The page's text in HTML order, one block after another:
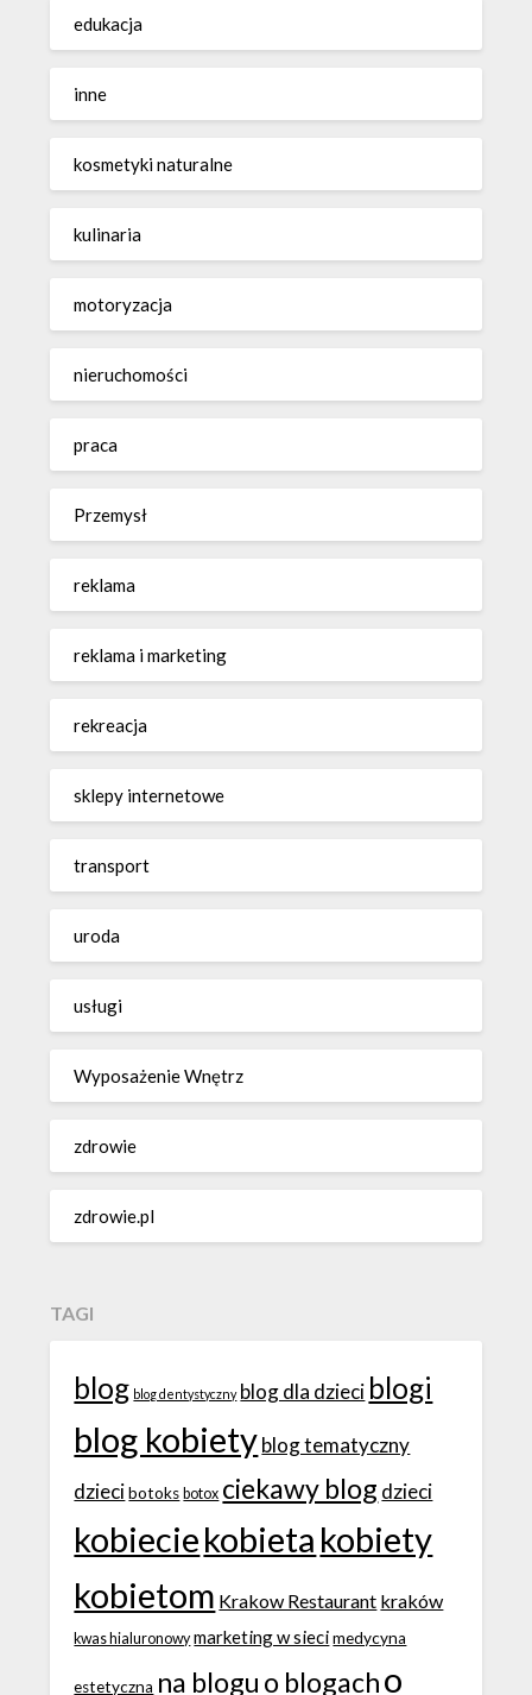
edukacja
inne
kosmetyki naturalne
kulinaria
motoryzacja
nieruchomości
praca
Przemysł
reklama
reklama i marketing
rekreacja
sklepy internetowe
transport
uroda
usługi
Wyposażenie Wnętrz
zdrowie
zdrowie.pl
TAGI
blog blog dentystyczny blog dla dzieci blogi
blog kobietyblog tematyczny
dzieci botoks botox ciekawy blog dzieci
kobieciekobieta kobiety
kobietom Krakow Restaurant kraków
kwas hialuronowy marketing w sieci medycyna
estetyczna na blogu o blogacho